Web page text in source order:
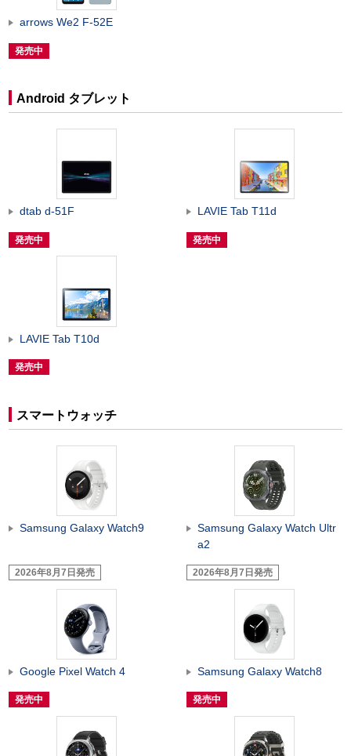
arrows We2 F-52E
発売中
Android タブレット
dtab d-51F
発売中
LAVIE Tab T11d
発売中
LAVIE Tab T10d
発売中
スマートウォッチ
Samsung Galaxy Watch9
2026年8月7日発売
Samsung Galaxy Watch Ultr
a2
2026年8月7日発売
Google Pixel Watch 4
発売中
Samsung Galaxy Watch8
発売中